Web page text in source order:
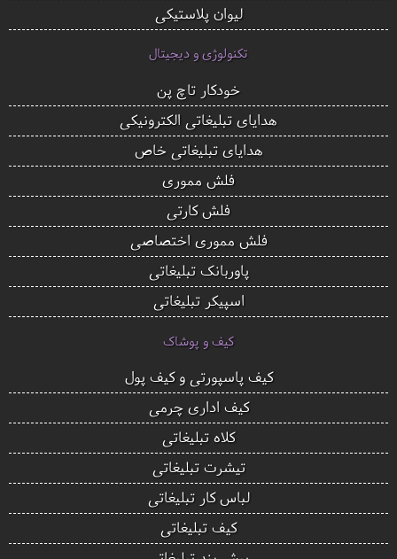
لیوان پلاستیکی
تکنولوژی و دیجیتال
خودکار تاچ پن
هدایای تبلیغاتی الکترونیکی
هدایای تبلیغاتی خاص
فلش مموری
فلش کارتی
فلش مموری اختصاصی
پاوربانک تبلیغاتی
اسپیکر تبلیغاتی
کیف و پوشاک
کیف پاسپورتی و کیف پول
کیف اداری چرمی
کلاه تبلیغاتی
تیشرت تبلیغاتی
لباس کار تبلیغاتی
کیف تبلیغاتی